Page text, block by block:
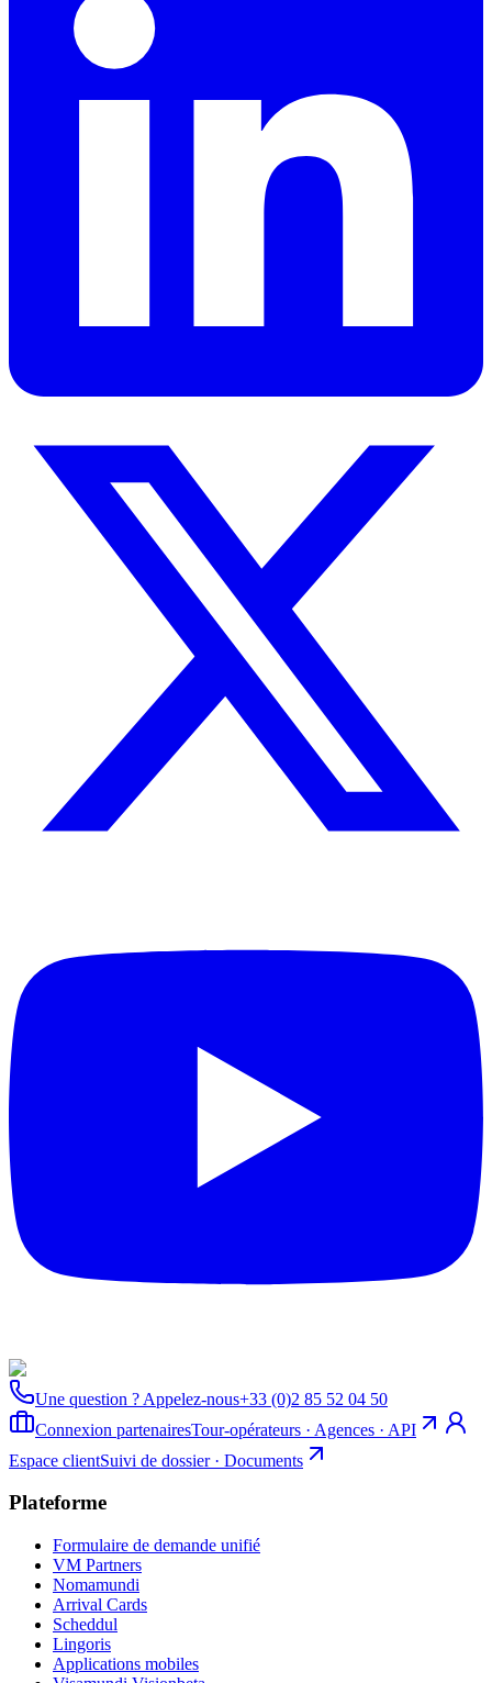
Une question ? Appelez-nous+33 (0)2 85 52 04 50
Connexion partenairesTour-opérateurs · Agences · API
Espace clientSuivi de dossier · Documents
Plateforme
Formulaire de demande unifié
VM Partners
Nomamundi
Arrival Cards
Scheddul
Lingoris
Applications mobiles